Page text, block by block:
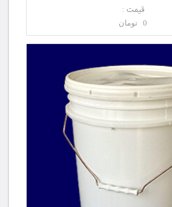
قیمت :
0 تومان